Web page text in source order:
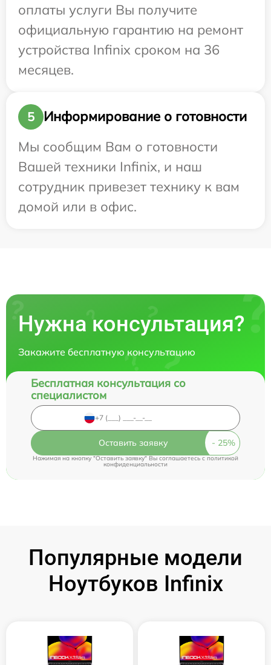
оплаты услуги Вы получите
официальную гарантию на ремонт
устройства Infinix сроком на 36
месяцев.
5
Информирование о готовности
Мы сообщим Вам о готовности
Вашей техники Infinix, и наш
сотрудник привезет технику к вам
домой или в офис.
Нужна консультация?
Закажите бесплатную консультацию
Бесплатная консультация со
специалистом
Оставить заявку
Нажимая на кнопку "Оставить заявку" Вы соглашаетесь cполитикой
конфиденциальности
Популярные модели
Ноутбуков Infinix